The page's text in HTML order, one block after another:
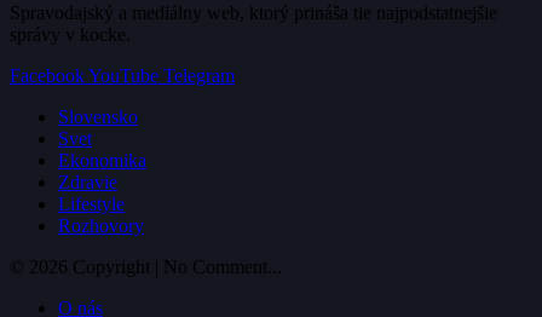
Spravodajský a mediálny web, ktorý prináša tie najpodstatnejšie
správy v kocke.
FacebookYouTube Telegram
Slovensko
Svet
Ekonomika
Zdravie
Lifestyle
Rozhovory
© 2026 Copyright | No Comment...
O nás